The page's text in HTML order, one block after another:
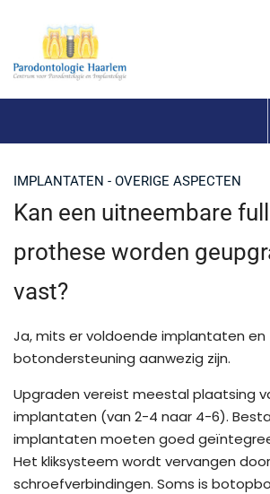
IMPLANTATEN - OVERIGE ASPECTEN
Kan een uitneembare
prothese worden
vast?
Ja, mits er voldoende implantaten en
botondersteuning aanwezig zijn.
Upgraden vereist meestal plaatsing
implantaten (van 2-4 naar 4-6).
implantaten moeten goed
Het kliksysteem wordt vervangen
schroefverbindingen. Soms is